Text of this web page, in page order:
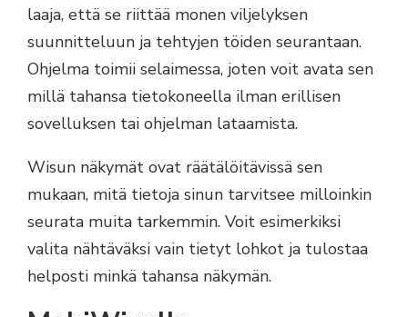
laaja, että se riittää monen viljelyksen
suunnitteluun ja tehtyjen töiden seurantaan.
Ohjelma toimii selaimessa, joten voit avata sen
millä tahansa tietokoneella ilman erillisen
sovelluksen tai ohjelman lataamista.
Wisun näkymät ovat räätälöitävissä sen
mukaan, mitä tietoja sinun tarvitsee milloinkin
seurata muita tarkemmin. Voit esimerkiksi
valita nähtäväksi vain tietyt lohkot ja tulostaa
helposti minkä tahansa näkymän.